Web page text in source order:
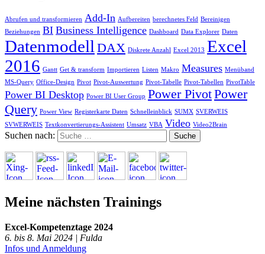
Abrufen und transformieren Add-In Aufbereiten berechnetes Feld Bereinigen
Beziehungen BI Business Intelligence Dashboard Data Explorer Daten
Datenmodell DAX Diskrete Anzahl Excel 2013 Excel
2016 Gantt Get & transform Importieren Listen Makro Measures Menüband
MS-Query Office-Design Pivot Pivot-Auswertung Pivot-Tabelle Pivot-Tabellen PivotTable
Power BI Desktop Power BI User Group Power PivotPower
Query Power View Registerkarte Daten Schnelleinblick SUMX SVERWEIS
SVWERWEIS Textkonvertierungs-Assistent Umsatz VBA Video Video2Brain
Suchen nach:
Meine nächsten Trainings
Excel-Kompetenztage 2024
6. bis 8. Mai 2024 | Fulda
Infos und Anmeldung